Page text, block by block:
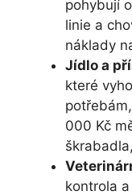
pohybují
linie a
náklady
Jídlo a
které
000 Kč
kontrola